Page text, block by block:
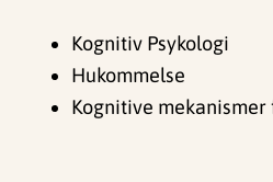
Kognitiv Psykologi
Hukommelse
Kognitive mekanismer